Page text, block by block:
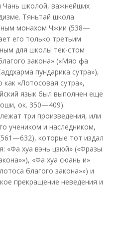
Чань школой, важнейших
Тяньтай школа
монахом Чжии (538—
его только третьим
для школы тек-стом
закона» («Мяо фа
пундарика сутра»),
«Лотосовая сутра»,
язык был выполнен еще
ок. 350—409).
три произведения, или
учеником и наследником,
которые тот издал
«Фа хуа вэнь цзюй» («Фразы
«Фа хуа сюань и»
благого закона»») и
прекращение неведения и